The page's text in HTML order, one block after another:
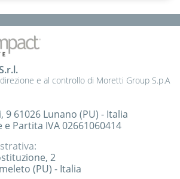
e al controllo di Moretti Group S.p.A
9 61026 Lunano (PU) - Italia
e Partita IVA 02661060414
2
(PU) - Italia